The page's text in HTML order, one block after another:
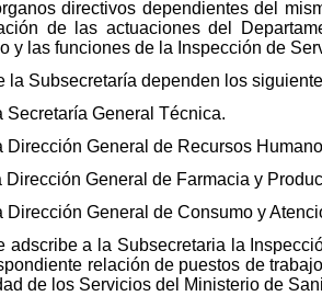
directivos dependientes del
de las actuaciones del
y las funciones de la Inspección de
la Subsecretaría dependen los
Secretaría General Técnica.
Dirección General de Recursos
Dirección General de Farmacia y
Dirección General de Consumo y
adscribe a la Subsecretaria la
relación de puestos de
de los Servicios del Ministerio de